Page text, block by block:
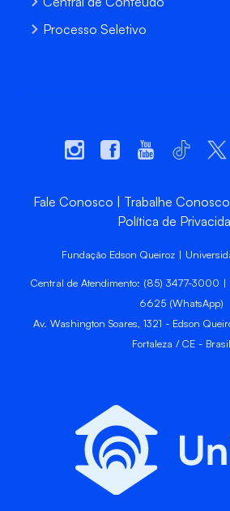
Processo Seletivo
Fale Conosco Trabalhe Conosco
Política de
Fundação Edson Queiroz |
Central de Atendimento: (85) 3477-
6625 (WhatsApp)
Av. Washington Soares, 1321 - Edson
Fortaleza / CE - Brasil